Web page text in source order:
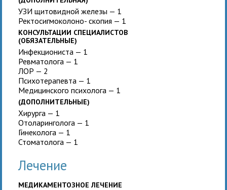
УЗИ щитовидной железы — 1
Ректосигмоколоно- скопия — 1
КОНСУЛЬТАЦИИ СПЕЦИАЛИСТОВ
(ОБЯЗАТЕЛЬНЫЕ)
Инфекциониста — 1
Ревматолога — 1
ЛОР — 2
Психотерапевта — 1
Медицинского психолога — 1
(ДОПОЛНИТЕЛЬНЫЕ)
Хирурга — 1
Отоларинголога — 1
Гинеколога — 1
Стоматолога — 1
Лечение
МЕДИКАМЕНТОЗНОЕ ЛЕЧЕНИЕ